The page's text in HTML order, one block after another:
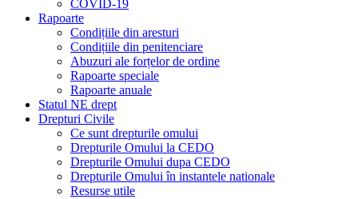
COVID-19
Rapoarte
Condițiile din aresturi
Condițiile din penitenciare
Abuzuri ale forțelor de ordine
Rapoarte speciale
Rapoarte anuale
Statul NE drept
Drepturi Civile
Ce sunt drepturile omului
Drepturile Omului la CEDO
Drepturile Omului dupa CEDO
Drepturile Omului în instantele nationale
Resurse utile